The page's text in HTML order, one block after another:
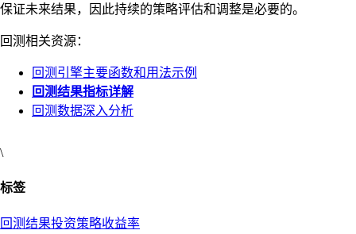
保证未来结果，因此持续的策略评估和调整是必要的。
回测相关资源：
回测引擎主要函数和用法示例
回测结果指标详解
回测数据深入分析
\
标签
回测结果投资策略收益率